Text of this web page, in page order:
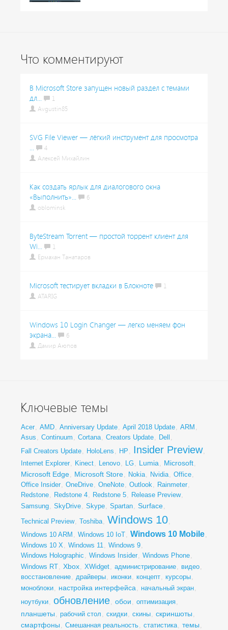
Что комментируют
В Microsoft Store запущен новый раздел с темами
дл...
1
Avgustin85
SVG File Viewer — лёгкий инструмент для просмотра
...
4
Алексей Михайлин
Как создать ярлык для диалогового окна
«Выполнить»...
6
oblominsk
ByteStream Torrent — простой торрент клиент для
Wi...
1
Ермахан Танатаров
Microsoft тестирует вкладки в Блокноте
1
ATARIG
Windows 10 Login Changer — легко меняем фон
экрана...
6
Дамир Аюпов
Ключевые темы
Acer, AMD, Anniversary Update, April 2018 Update, ARM ,
Asus , Continuum , Cortana, Creators Update, Dell ,
Fall Creators Update, HoloLens , HP , Insider Preview,
Internet Explorer, Kinect, Lenovo, LG, Lumia, Microsoft,
Microsoft Edge, Microsoft Store, Nokia, Nvidia, Office,
Office Insider, OneDrive, OneNote, Outlook, Rainmeter,
Redstone, Redstone 4, Redstone 5, Release Preview,
Samsung, SkyDrive, Skype, Spartan, Surface,
Technical Preview, Toshiba, Windows 10,
Windows 10 ARM , Windows 10 IoT, Windows 10 Mobile,
Windows 10 X, Windows 11, Windows 9,
Windows Holographic , Windows Insider, Windows Phone,
Windows RT, Xbox, XWidget, администрирование, видео,
восстановление, драйверы, иконки, концепт, курсоры,
моноблоки, настройка интерфейса, начальный экран,
ноутбуки, обновление, обои , оптимизация,
планшеты , рабочий стол , скидки, скины, скриншоты ,
смартфоны , Смешанная реальность, статистика, темы ,